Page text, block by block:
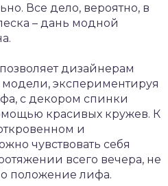
Все дело, вероятно, в
– дань модной
дизайнерам
модели, экспериментируя
с декором спинки
красивых кружев. К
и
чувствовать себя
всего вечера, не
положение лифа.